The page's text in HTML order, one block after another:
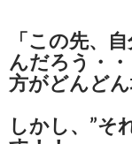
「この先、
んだろう・
方がどんどん
しかし、”そ